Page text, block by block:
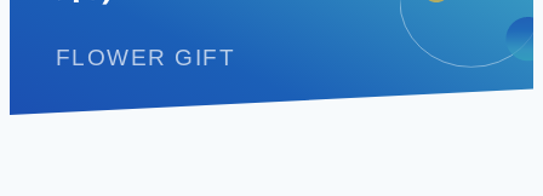
FLOWER GIFT